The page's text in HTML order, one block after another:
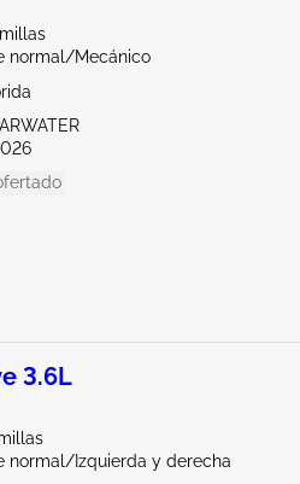
normal/Mecánico
3.6L
normal/Izquierda y derecha